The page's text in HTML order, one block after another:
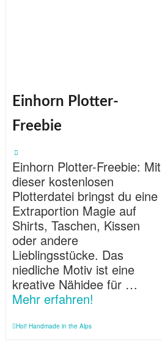
Einhorn Plotter-
Freebie
Einhorn Plotter-Freebie: Mit
dieser kostenlosen
Plotterdatei bringst du eine
Extraportion Magie auf
Shirts, Taschen, Kissen
oder andere
Lieblingsstücke. Das
niedliche Motiv ist eine
kreative Nähidee für …
Mehr erfahren!
Hoi! Handmade in the Alps